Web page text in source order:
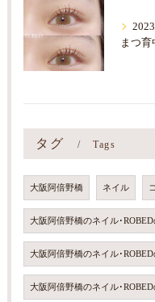
まつ
タグ Tags
大阪阿倍野橋 ネイル
大阪阿倍野橋のネイル･
大阪阿倍野橋のネイル･ROBED
大阪阿倍野橋のネイル･